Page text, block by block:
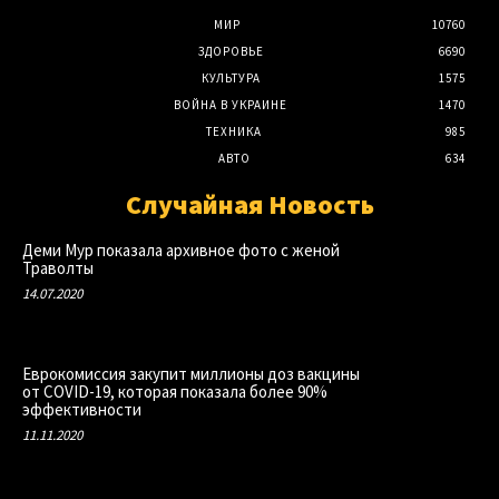
МИР
10760
ЗДОРОВЬЕ
6690
КУЛЬТУРА
1575
ВОЙНА В УКРАИНЕ
1470
ТЕХНИКА
985
АВТО
634
Случайная Новость
Деми Мур показала архивное фото с женой
Траволты
14.07.2020
Еврокомиссия закупит миллионы доз вакцины
от COVID-19, которая показала более 90%
эффективности
11.11.2020